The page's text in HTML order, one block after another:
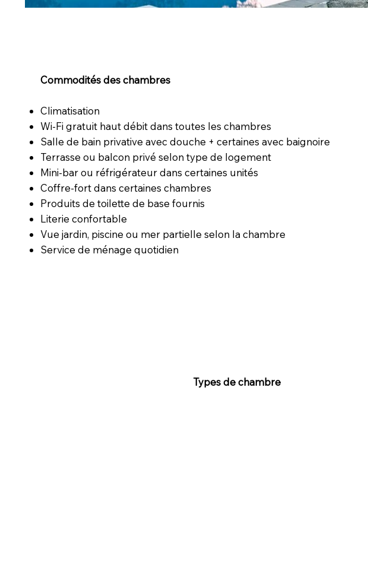
Commodités des chambres
Climatisation
Wi-Fi gratuit haut débit dans toutes les chambres
Salle de bain privative avec douche + certaines avec baignoire
Terrasse ou balcon privé selon type de logement
Mini-bar ou réfrigérateur dans certaines unités
Coffre-fort dans certaines chambres
Produits de toilette de base fournis
Literie confortable
Vue jardin, piscine ou mer partielle selon la chambre
Service de ménage quotidien
Types de chambre